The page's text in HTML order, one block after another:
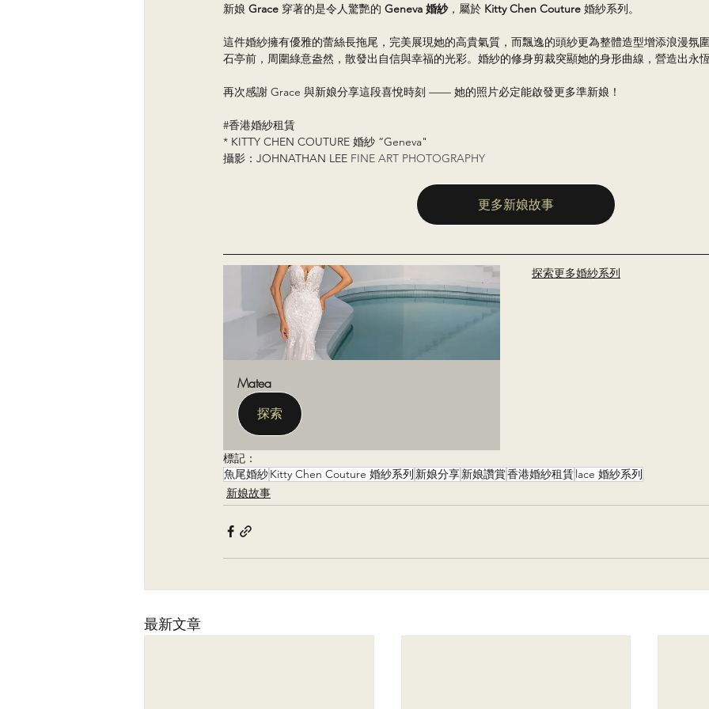
新娘 Grace 穿著的是令人驚艷的 Geneva 婚紗，屬於 Kitty Chen Couture 婚紗系列。
這件婚紗擁有優雅的蕾絲長拖尾，完美展現她的高貴氣質，而飄逸的頭紗更為整體造型增添浪漫氛
石亭前，周圍綠意盎然，散發出自信與幸福的光彩。婚紗的修身剪裁突顯她的身形曲線，營造出永
再次感謝 Grace 與新娘分享這段喜悅時刻 —— 她的照片必定能啟發更多準新娘！
#香港婚紗租賃
* KITTY CHEN COUTURE 婚紗 “Geneva"
攝影：JOHNATHAN LEE FINE ART PHOTOGRAPHY
更多新娘故事
Matea
探索
探索更多婚紗系列
標記：
魚尾婚紗Kitty Chen Couture 婚紗系列 新娘分享新娘讚賞香港婚紗租賃lace 婚紗系列
新娘故事
最新文章